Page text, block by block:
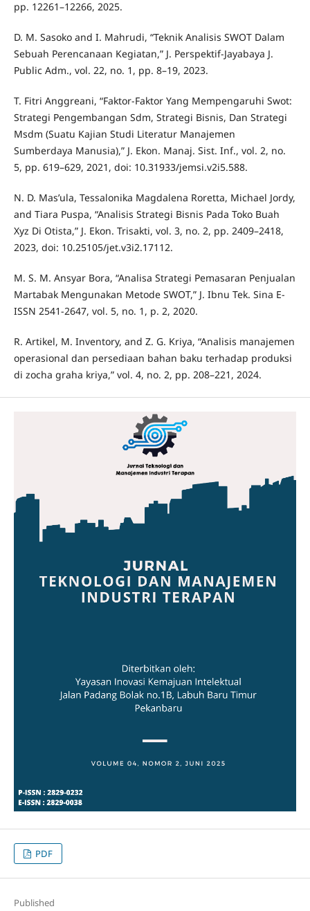
pp. 12261–12266, 2025.
D. M. Sasoko and I. Mahrudi, “Teknik Analisis SWOT Dalam
Sebuah Perencanaan Kegiatan,” J. Perspektif-Jayabaya J.
Public Adm., vol. 22, no. 1, pp. 8–19, 2023.
T. Fitri Anggreani, “Faktor-Faktor Yang Mempengaruhi Swot:
Strategi Pengembangan Sdm, Strategi Bisnis, Dan Strategi
Msdm (Suatu Kajian Studi Literatur Manajemen
Sumberdaya Manusia),” J. Ekon. Manaj. Sist. Inf., vol. 2, no.
5, pp. 619–629, 2021, doi: 10.31933/jemsi.v2i5.588.
N. D. Mas’ula, Tessalonika Magdalena Roretta, Michael Jordy,
and Tiara Puspa, “Analisis Strategi Bisnis Pada Toko Buah
Xyz Di Otista,” J. Ekon. Trisakti, vol. 3, no. 2, pp. 2409–2418,
2023, doi: 10.25105/jet.v3i2.17112.
M. S. M. Ansyar Bora, “Analisa Strategi Pemasaran Penjualan
Martabak Mengunakan Metode SWOT,” J. Ibnu Tek. Sina E-
ISSN 2541-2647, vol. 5, no. 1, p. 2, 2020.
R. Artikel, M. Inventory, and Z. G. Kriya, “Analisis manajemen
operasional dan persediaan bahan baku terhadap produksi
di zocha graha kriya,” vol. 4, no. 2, pp. 208–221, 2024.
PDF
Published